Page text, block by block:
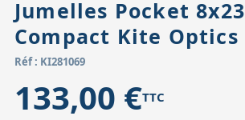
Jumelles Pocket 8x23
Compact Kite Optics
Réf : KI281069
133,00 €TTC